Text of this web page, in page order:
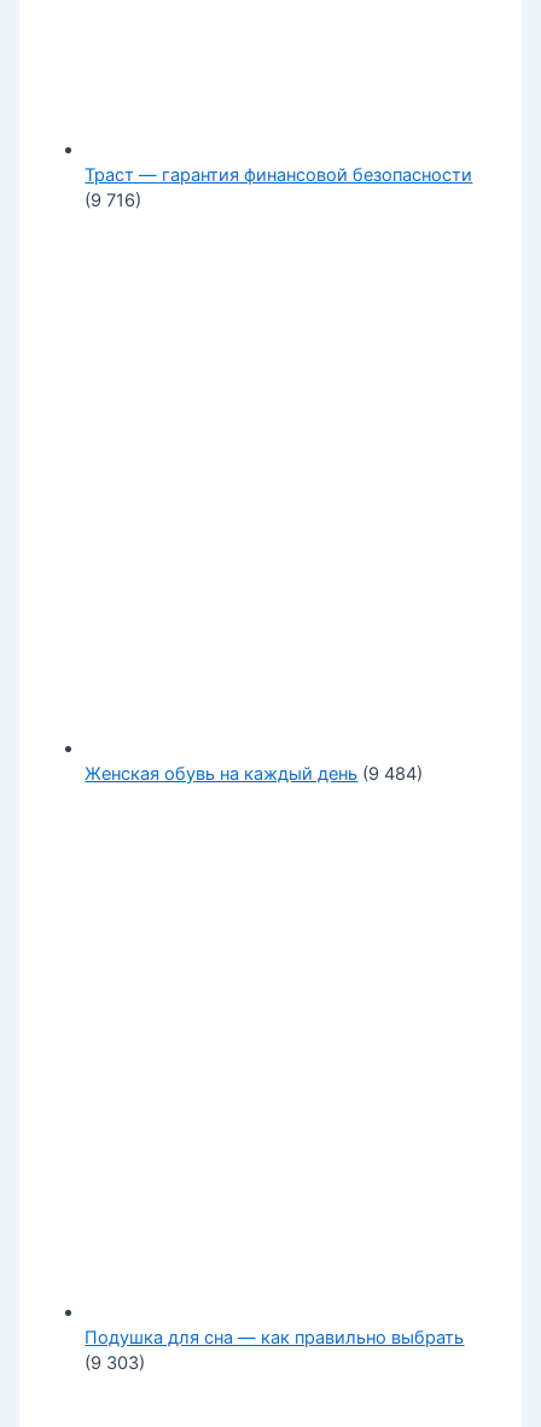
Траст — гарантия финансовой безопасности
(9 716)
Женская обувь на каждый день (9 484)
Подушка для сна — как правильно выбрать
(9 303)